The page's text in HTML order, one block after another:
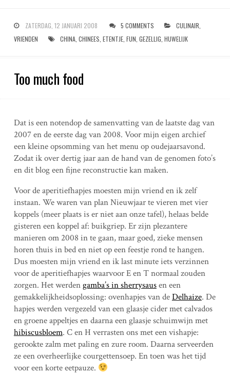
ZATERDAG, 12 JANUARI 2008 5 COMMENTS CULINAIR
VRIENDEN
CHINA, CHINEES ETENTJE, FUN GEZELLIG HUWELIJK
Too much food
Dat is een notendop de samenvatting van de laatste dag van
2007 en de eerste dag van 2008. Voor mijn eigen archief
een kleine opsomming van het menu op oudejaarsavond.
Zodat ik over dertig jaar aan de hand van de genomen foto’s
en dit blog een fijne reconstructie kan maken.
Voor de aperitiefhapjes moesten mijn vriend en ik zelf
instaan. We waren van plan Nieuwjaar te vieren met vier
koppels (meer plaats is er niet aan onze tafel), helaas belde
gisteren een koppel af: buikgriep. Er zijn plezantere
manieren om 2008 in te gaan, maar goed, zieke mensen
horen thuis in bed en niet op een feestje rond te hangen.
Dus moesten mijn vriend en ik last minute iets verzinnen
voor de aperitiefhapjes waarvoor E en T normaal zouden
zorgen. Het werdengamba’s in sherrysausen een
gemakkelijkheidsoplossing: ovenhapjes van deDelhaize. De
hapjes werden vergezeld van een glaasje cider met calvados
en groene appeltjes en daarna een glaasje schuimwijn met
hibiscusbloem. C en H verrasten ons met een vishapje:
gerookte zalm met paling en zure room. Daarna serveerden
ze een overheerlijke courgettensoep. En toen was het tijd
voor een korte eetpauze.